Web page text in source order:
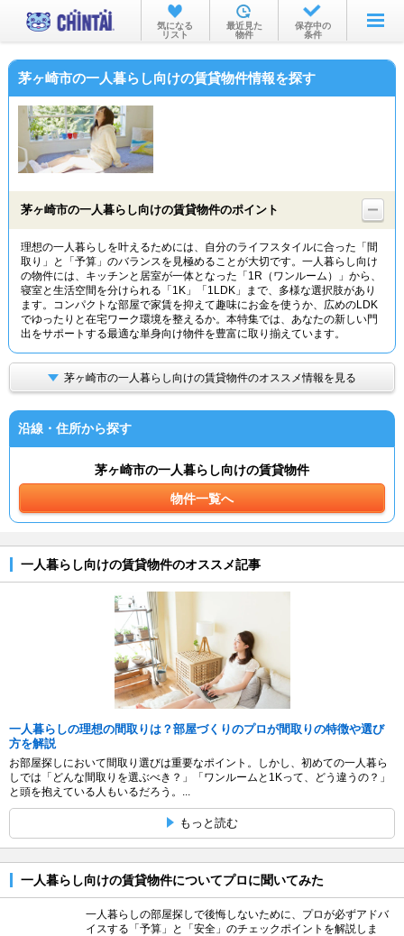
お部屋を探す
沿線・駅から
物件特集から
TOP
気になる
リスト
最近見た
物件
保存中の
条件
茅ヶ崎市の一人暮らし向けの賃貸物件情報を探す
茅ヶ崎市の一人暮らし向けの賃貸物件のポイント
理想の一人暮らしを叶えるためには、自分のライフスタイルに合った「間
取り」と「予算」のバランスを見極めることが大切です。一人暮らし向け
の物件には、キッチンと居室が一体となった「1R（ワンルーム）」から、
寝室と生活空間を分けられる「1K」「1LDK」まで、多様な選択肢があり
ます。コンパクトな部屋で家賃を抑えて趣味にお金を使うか、広めのLDK
でゆったりと在宅ワーク環境を整えるか。本特集では、あなたの新しい門
出をサポートする最適な単身向け物件を豊富に取り揃えています。
茅ヶ崎市の一人暮らし向けの賃貸物件のオススメ情報を見る
沿線・住所から探す
茅ヶ崎市の一人暮らし向けの賃貸物件
物件一覧へ
一人暮らし向けの賃貸物件のオススメ記事
一人暮らしの理想の間取りは？部屋づくりのプロが間取りの特徴や選び
方を解説
お部屋探しにおいて間取り選びは重要なポイント。しかし、初めての一人暮ら
しでは「どんな間取りを選ぶべき？」「ワンルームと1Kって、どう違うの？」
と頭を抱えている人もいるだろう。...
もっと読む
一人暮らし向けの賃貸物件についてプロに聞いてみた
一人暮らしの部屋探しで後悔しないために、プロが必ずアドバ
イスする「予算」と「安全」のチェックポイントを解説しま